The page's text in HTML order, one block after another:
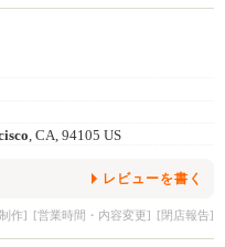
, CA, 94105 US
レビューを書く
作] [営業時間・内容変更] [閉店報告]